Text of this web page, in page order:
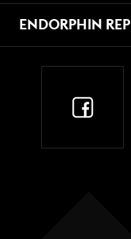
ENDORPHIN